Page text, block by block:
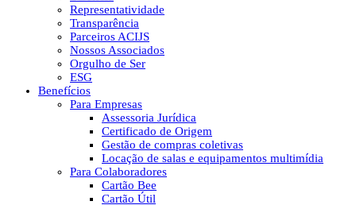
Representatividade
Transparência
Parceiros ACIJS
Nossos Associados
Orgulho de Ser
ESG
Benefícios
Para Empresas
Assessoria Jurídica
Certificado de Origem
Gestão de compras coletivas
Locação de salas e equipamentos multimídia
Para Colaboradores
Cartão Bee
Cartão Útil